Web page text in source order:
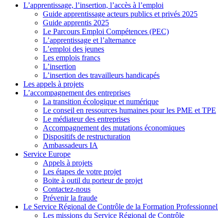
L’apprentissage, l’insertion, l’accès à l’emploi
Guide apprentissage acteurs publics et privés 2025
Guide apprentis 2025
Le Parcours Emploi Compétences (PEC)
L’apprentissage et l’alternance
L’emploi des jeunes
Les emplois francs
L’insertion
L’insertion des travailleurs handicapés
Les appels à projets
L’accompagnement des entreprises
La transition écologique et numérique
Le conseil en ressources humaines pour les PME et TPE
Le médiateur des entreprises
Accompagnement des mutations économiques
Dispositifs de restructuration
Ambassadeurs IA
Service Europe
Appels à projets
Les étapes de votre projet
Boite à outil du porteur de projet
Contactez-nous
Prévenir la fraude
Le Service Régional de Contrôle de la Formation
Les missions du Service Régional de Contrôle